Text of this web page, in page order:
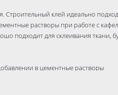
Строительный клей идеально
растворы при работе с
подходит для склеивания ткани,
в цементные растворы